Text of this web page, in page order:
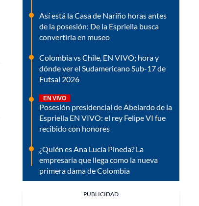
Así está la Casa de Nariño horas antes
de la posesión: De la Espriella busca
convertirla en museo
Colombia vs Chile, EN VIVO; hora y
dónde ver el Sudamericano Sub-17 de
Futsal 2026
EN VIVO
Posesión presidencial de Abelardo de la
Espriella EN VIVO: el rey Felipe VI fue
recibido con honores
¿Quién es Ana Lucía Pineda? La
empresaria que llega como la nueva
primera dama de Colombia
PUBLICIDAD